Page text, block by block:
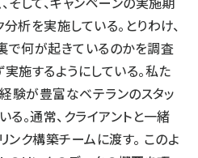
析を実施している。とりわけ、
何が起きているのかを調査
施するようにしている。私た
験が豊富なベテランのスタッ
。通常、クライアントと一緒
ンク構築チームに渡す。 このよ